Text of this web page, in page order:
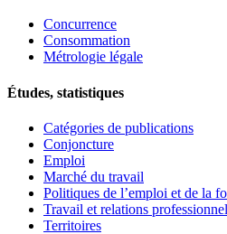
Concurrence
Consommation
Métrologie légale
Études, statistiques
Catégories de publications
Conjoncture
Emploi
Marché du travail
Politiques de l’emploi et de la
Travail et relations
Territoires